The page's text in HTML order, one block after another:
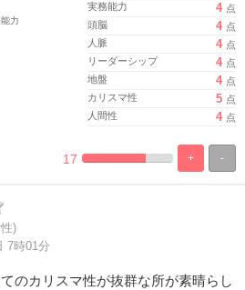
実務能力
4 点
頭脳
4 点
人脈
4 点
リーダーシップ
4 点
地盤
4 点
カリスマ性
5 点
人間性
4 点
-
+
%
100%
17
)
7時01分
のカリスマ性が抜群な所が素晴らし